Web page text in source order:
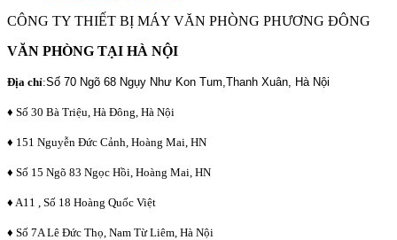
CÔNG TY THIẾT BỊ MÁY VĂN PHÒNG PHƯƠNG ĐÔNG
VĂN PHÒNG TẠI HÀ NỘI
Địa chỉ:Số 70 Ngõ 68 Ngụy Như Kon Tum,Thanh Xuân, Hà Nội
♦ Số 30 Bà Triệu, Hà Đông, Hà Nội
♦ 151 Nguyễn Đức Cảnh, Hoàng Mai, HN
♦ Số 15 Ngõ 83 Ngọc Hồi, Hoàng Mai, HN
♦ A11 , Số 18 Hoàng Quốc Việt
♦ Số 7A Lê Đức Thọ, Nam Từ Liêm, Hà Nội